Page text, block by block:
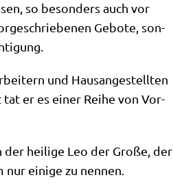
so beson­ders auch vor
Gebo­te, son­
und Haus­an­ge­stell­ten
er es einer Rei­he von Vor­
der hei­li­ge Leo der Gro­ße, der
eini­ge zu nennen.